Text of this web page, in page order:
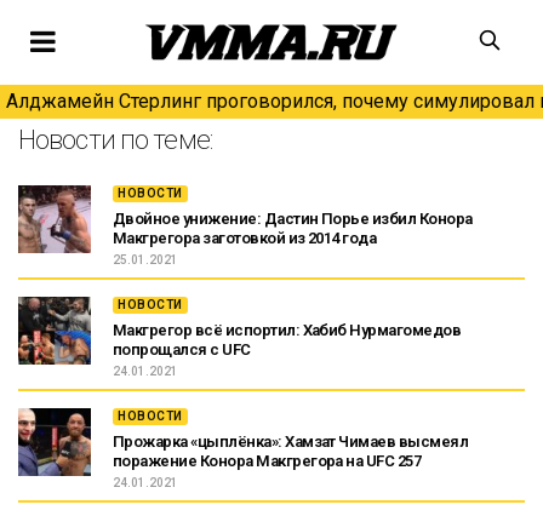
Алджамейн Стерлинг проговорился, почему симулировал
Новости по теме:
НОВОСТИ
Двойное унижение: Дастин Порье избил Конора
Макгрегора заготовкой из 2014 года
25.01.2021
НОВОСТИ
Макгрегор всё испортил: Хабиб Нурмагомедов
попрощался с UFC
24.01.2021
НОВОСТИ
Прожарка «цыплёнка»: Хамзат Чимаев высмеял
поражение Конора Макгрегора на UFC 257
24.01.2021